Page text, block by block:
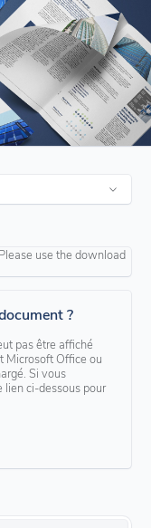
use the download
?
pas être affiché
Microsoft Office ou
Si vous
lien ci-dessous pour